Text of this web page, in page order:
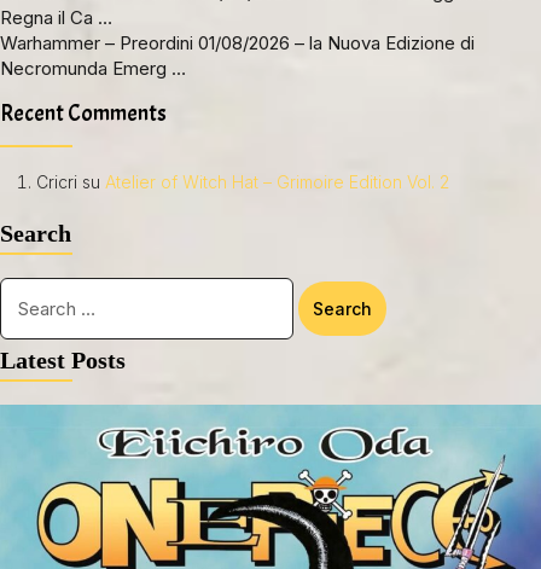
Regna il Ca …
Warhammer – Preordini 01/08/2026 – la Nuova Edizione di
Necromunda Emerg …
Recent Comments
Cricri su Atelier of Witch Hat – Grimoire Edition Vol. 2
Search
Latest Posts